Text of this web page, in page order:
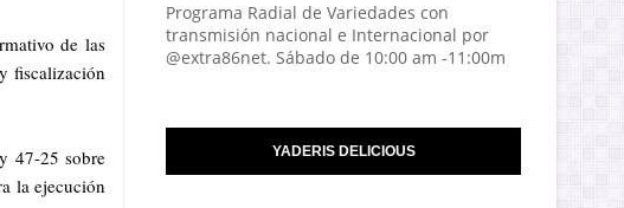
de las
fiscalización
47-25 sobre
la ejecución
Programa Radial de Variedades con
transmisión nacional e Internacional por
@extra86net. Sábado de 10:00 am -11:00m
YADERIS DELICIOUS